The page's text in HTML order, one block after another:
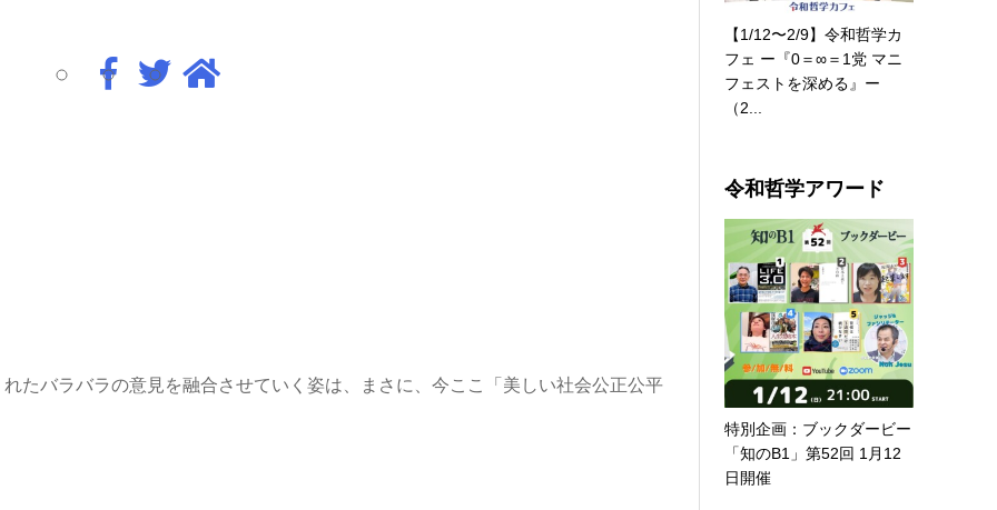
たバラバラの意見を融合させていく姿は、まさに、今ここ「美しい社会公正公平
【1/12〜2/9】令和哲学カ
フェ ー『0＝∞＝1党 マニ
フェストを深める』ー
（2...
令和哲学アワード
特別企画：ブックダービー
「知のB1」第52回 1月12
日開催